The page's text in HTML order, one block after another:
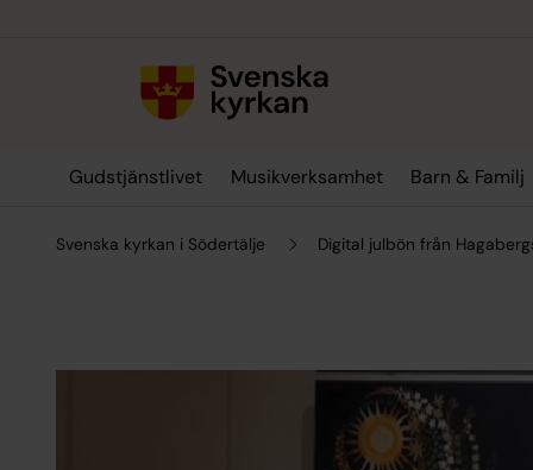
Gudstjänstlivet Musikverksamhet Barn & Familj
Svenska kyrkan i Södertälje Digital julbön från